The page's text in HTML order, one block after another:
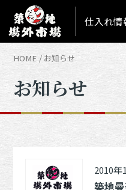
仕入れ情
HOME お知らせ
お知らせ
2010年
築地